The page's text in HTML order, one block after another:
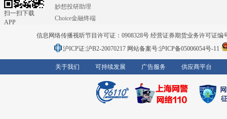
扫一扫下载
APP
妙想投研助理
Choice金融终端
信息网络传播视听节目许可证：0908328号 经营证券期货业务许可证编
沪ICP证:沪B2-20070217 网站备案号:沪ICP备05006054号-11
关于我们 可持续发展 广告服务 供应商平台